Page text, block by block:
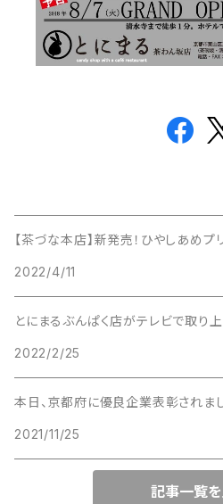
【茶づな本店】新発売！ひやしあめプ
2022/4/11
とにまるぶんぱく店がテレビで取り上
2022/2/25
本日、京都府に優良企業表彰されま
2021/11/25
記事一覧